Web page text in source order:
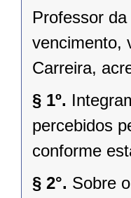
Professor
vencimento,
Carreira,
§ 1º.
percebidos
conforme
§ 2°. Sobre